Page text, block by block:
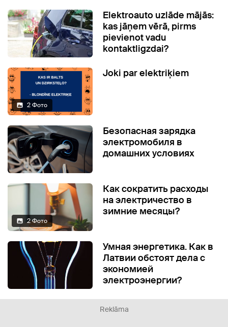
Elektroauto uzlāde mājās:
kas jāņem vērā, pirms
pievienot vadu
kontaktligzdai?
2 Фото
Joki par elektriķiem
Безопасная зарядка
электромобиля в
домашних условиях
2 Фото
Как сократить расходы
на электричество в
зимние месяцы?
Умная энергетика. Как в
Латвии обстоят дела с
экономией
электроэнергии?
Reklāma